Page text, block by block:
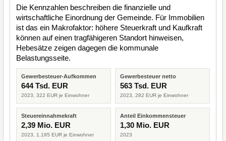
Die Kennzahlen beschreiben die finanzielle und
wirtschaftliche Einordnung der Gemeinde. Für Immobilien
ist das ein Makrofaktor: höhere Steuerkraft und Kaufkraft
können auf einen tragfähigeren Standort hinweisen,
Hebesätze zeigen dagegen die kommunale
Belastungsseite.
Gewerbesteuer-Aufkommen
644 Tsd. EUR
2023, 322 EUR je Einwohner
Gewerbesteuer netto
563 Tsd. EUR
2023, 282 EUR je Einwohner
Steuereinnahmekraft
2,39 Mio. EUR
2023, 1.195 EUR je Einwohner
Anteil Einkommensteuer
1,30 Mio. EUR
2023